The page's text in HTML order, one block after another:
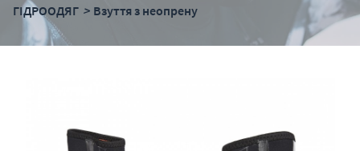
ГІДРООДЯГ
Взуття з неопрену